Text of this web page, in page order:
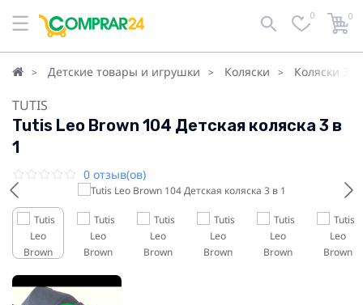
0 0
Детские товары и игрушки Коляски Коляски 3в1
TUTIS
Tutis Leo Brown 104 Детская коляска 3 в
1
0 отзыв(ов)